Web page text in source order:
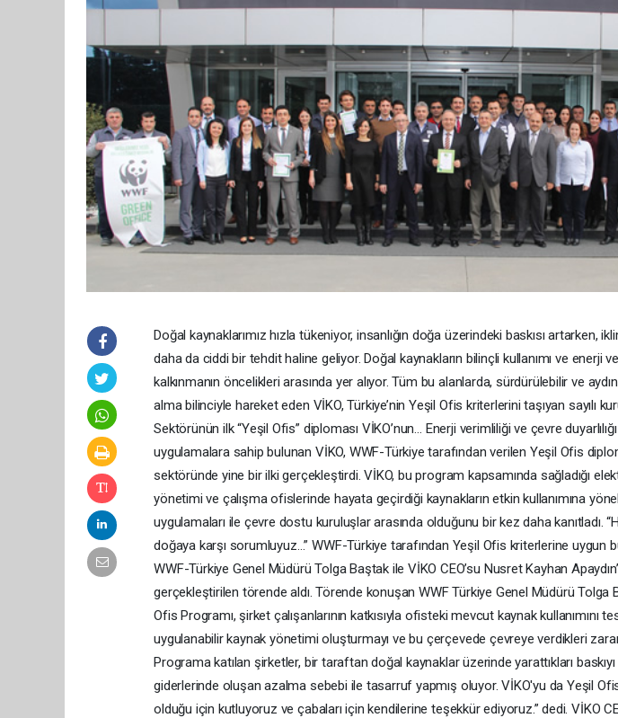
Doğal kaynaklarımız hızla tükeniyor, insanlığın doğa üzerindeki baskısı artarken,
daha da ciddi bir tehdit haline geliyor. Doğal kaynakların bilinçli kullanımı ve enerji
kalkınmanın öncelikleri arasında yer alıyor. Tüm bu alanlarda, sürdürülebilir ve
alma bilinciyle hareket eden VİKO, Türkiye’nin Yeşil Ofis kriterlerini taşıyan sayılı
Sektörünün ilk “Yeşil Ofis” diploması VİKO’nun… Enerji verimliliği ve çevre
uygulamalara sahip bulunan VİKO, WWF-Türkiye tarafından verilen Yeşil Ofis
sektöründe yine bir ilki gerçekleştirdi. VİKO, bu program kapsamında sağladığı
yönetimi ve çalışma ofislerinde hayata geçirdiği kaynakların etkin kullanımına
uygulamaları ile çevre dostu kuruluşlar arasında olduğunu bir kez daha kanıtladı.
doğaya karşı sorumluyuz…” WWF-Türkiye tarafından Yeşil Ofis kriterlerine uygun
WWF-Türkiye Genel Müdürü Tolga Baştak ile VİKO CEO’su Nusret Kayhan
gerçekleştirilen törende aldı. Törende konuşan WWF Türkiye Genel Müdürü Tolga
Ofis Programı, şirket çalışanlarının katkısıyla ofisteki mevcut kaynak kullanımını
uygulanabilir kaynak yönetimi oluşturmayı ve bu çerçevede çevreye verdikleri
Programa katılan şirketler, bir taraftan doğal kaynaklar üzerinde yarattıkları
giderlerinde oluşan azalma sebebi ile tasarruf yapmış oluyor. VİKO'yu da Yeşil Ofis
olduğu için kutluyoruz ve çabaları için kendilerine teşekkür ediyoruz.” dedi. VİKO